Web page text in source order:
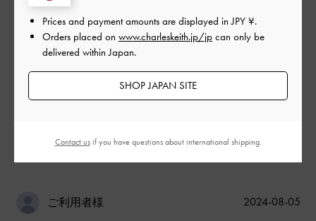
品質
ご利用者様
公
2024-08-05
Prices and payment amounts are displayed inJPY ¥.
Orders placed on www.charleskeith.jp/jp can only be
delivered within Japan.
SHOP JAPAN SITE
Contact usif you have questions about international shipping.